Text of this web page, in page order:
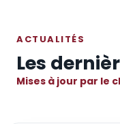
ACTUALITÉS
Les
Mises à jour par le